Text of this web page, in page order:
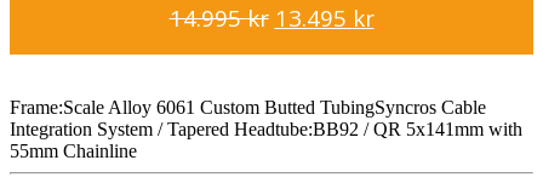
14.995kr Det
ursprungliga
var:
14.995 kr.
13.495 krDet
nuvarande
är:
13.495 kr.
Frame:Scale Alloy 6061 Custom Butted TubingSyncros Cable
Integration System / Tapered Headtube:BB92 / QR 5x141mm with
55mm Chainline